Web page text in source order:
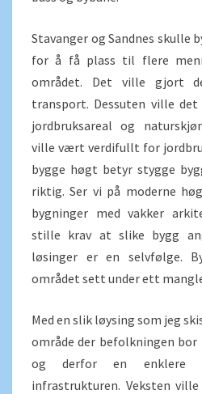
Stavanger og Sandnes skulle
for å få plass til flere
området. Det ville gjort
transport. Dessuten ville
jordbruksareal og
ville vært verdifullt for
bygge høgt betyr stygge
riktig. Ser vi på moderne
bygninger med vakker
stille krav at slike bygg
løsinger er en selvfølge.
området sett under ett
Med en slik løysing som jeg
område der befolkningen
og derfor en enklere
infrastrukturen. Veksten